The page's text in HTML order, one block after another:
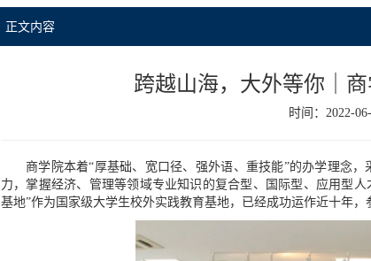
正文内容
跨越山海，大外等你｜
时间：2022-
商学院本着“厚基础、宽口径、强外语、重技能”的办学理念
力，掌握经济、管理等领域专业知识的复合型、国际型、应用型
基地”作为国家级大学生校外实践教育基地，已经成功运作近十年，